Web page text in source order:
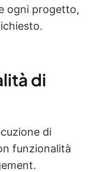
ogni progetto,
di
di
funzionalità